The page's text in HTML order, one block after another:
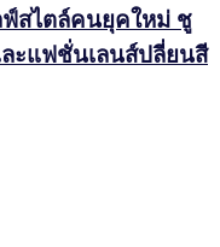
สไตล์คนยุคใหม่ ชู
ะแฟชั่นเลนส์ปลี่ยนสี